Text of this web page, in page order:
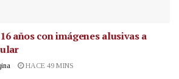
años con imágenes alusivas a
HACE 49 MINS